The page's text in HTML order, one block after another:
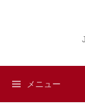
ツ
メニュー